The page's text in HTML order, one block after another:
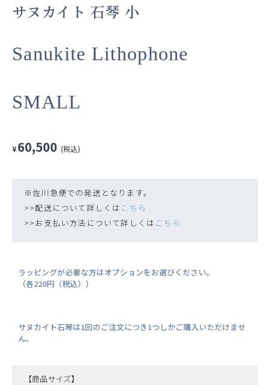
サヌカイト 石琴 小
Sanukite Lithophone
SMALL
¥60,500 (税込)
※佐川急便での発送となります。
>>配送について詳しくは こちら
>>お支払い方法について詳しくは こちら
【商品サイズ】
ラッピングが必要な方はオプションをお選びください。
（各220円（税込））
サヌカイト石琴は1回のご注文につき1つしかご購入いただけませ
ん。